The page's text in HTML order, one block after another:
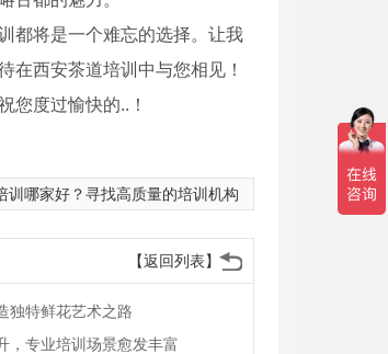
都将是一个难忘的选择。让我
在西安茶道培训中与您相见！
您度过愉快的..！
训哪家好？寻找高质量的培训机构
【返回列表】
独特鲜花艺术之路
，专业培训场景愈发丰富